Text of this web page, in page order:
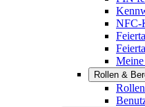
NFC-
Meine
Rollen &